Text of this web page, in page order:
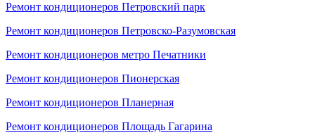
Ремонт кондиционеров Петровский парк
Ремонт кондиционеров Петровско-Разумовская
Ремонт кондиционеров метро Печатники
Ремонт кондиционеров Пионерская
Ремонт кондиционеров Планерная
Ремонт кондиционеров Площадь Гагарина